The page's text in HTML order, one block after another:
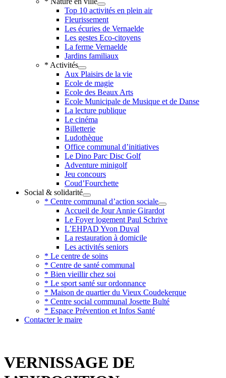
Top 10 activités en plein air
Fleurissement
Les écuries de Vernaelde
Les gestes Eco-citoyens
La ferme Vernaelde
Jardins familiaux
* Activités
Aux Plaisirs de la vie
Ecole de magie
Ecole des Beaux Arts
Ecole Municipale de Musique et de Danse
La lecture publique
Le cinéma
Billetterie
Ludothèque
Office communal d’initiatives
Le Dino Parc Disc Golf
Adventure minigolf
Jeu concours
Coud’Fourchette
Social & solidarité
* Centre communal d’action sociale
Accueil de Jour Annie Girardot
Le Foyer logement Paul Schrive
L’EHPAD Yvon Duval
La restauration à domicile
Les activités seniors
* Le centre de soins
* Centre de santé communal
* Bien vieillir chez soi
* Le sport santé sur ordonnance
* Maison de quartier du Vieux Coudekerque
* Centre social communal Josette Bulté
* Espace Prévention et Infos Santé
Contacter le maire
VERNISSAGE DE